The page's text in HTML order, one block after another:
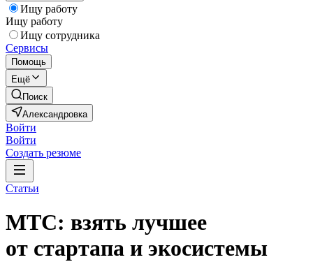
Ищу работу
Ищу работу
Ищу сотрудника
Сервисы
Помощь
Ещё
Поиск
Александровка
Войти
Войти
Создать резюме
Статьи
МТС: взять лучшее
от стартапа и экосистемы